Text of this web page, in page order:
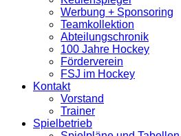
Werbung + Sponsoring
Teamkollektion
Abteilungschronik
100 Jahre Hockey
Förderverein
FSJ im Hockey
Kontakt
Vorstand
Trainer
Spielbetrieb